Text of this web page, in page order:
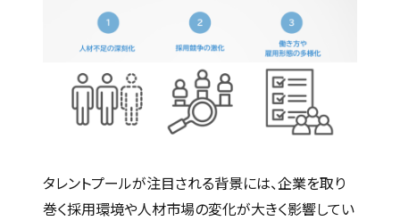
タレントプールが注目される背景には、企業を取り
巻く採用環境や人材市場の変化が大きく影響してい